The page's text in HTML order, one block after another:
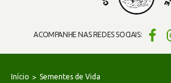
ACOMPANHE NAS REDES SOCIAIS:
Início Sementes de Vida